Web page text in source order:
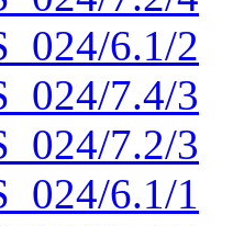
6.1/2
7.4/3
7.2/3
6.1/1